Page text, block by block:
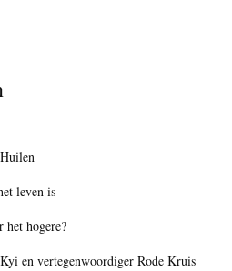
leven is
het hogere?
en vertegenwoordiger Rode Kruis